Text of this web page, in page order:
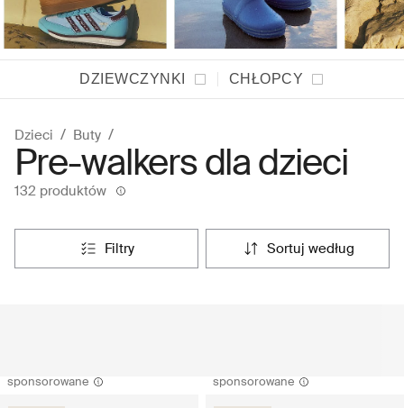
DZIEWCZYNKI CHŁOPCY
Dzieci Buty
Pre-walkers dla dzieci
132 produktów
filtry sortuj według
sponsorowane sponsorowane